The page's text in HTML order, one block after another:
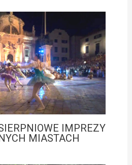
IMPREZY
MIASTACH